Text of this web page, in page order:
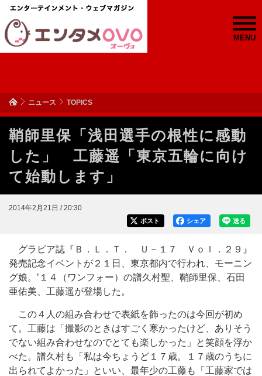
MENU
ニュース TOPICS
鞘師里保「浅田選手の根性に感動
した」 工藤遥「東京五輪に向け
て始動します」
2014年2月21日 / 20:30
送る
シェア
ポスト
グラビア誌『Ｂ．Ｌ．Ｔ． Ｕ－１７ Ｖｏｌ．２９』
発売記念イベントが２１日、東京都内で行われ、モーニン
グ娘。’１４（ワンフォー）の譜久村聖、鞘師里保、石田
亜佑美、工藤遥が登場した。
この４人の組み合わせで表紙を飾ったのは今回が初め
て。工藤は「撮影のときはすごく寒かったけど、ありそう
でない組み合わせなのでとても楽しかった」と笑顔を浮か
べた。譜久村も「私は今ちょうど１７歳。１７歳のうちに
出られてよかった」といい、最年少の工藤も「工藤家では